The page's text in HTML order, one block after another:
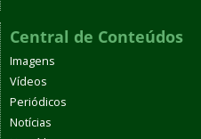
Central de Conteúdos
Imagens
Vídeos
Periódicos
Notícias